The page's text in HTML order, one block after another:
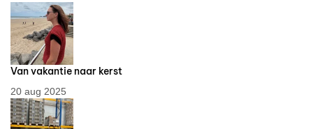
Van vakantie naar kerst
20 aug 2025